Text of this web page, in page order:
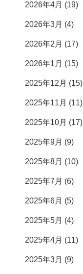
2026年4月 (19)
2026年3月 (4)
2026年2月 (17)
2026年1月 (15)
2025年12月 (15)
2025年11月 (11)
2025年10月 (17)
2025年9月 (9)
2025年8月 (10)
2025年7月 (6)
2025年6月 (5)
2025年5月 (4)
2025年4月 (11)
2025年3月 (9)